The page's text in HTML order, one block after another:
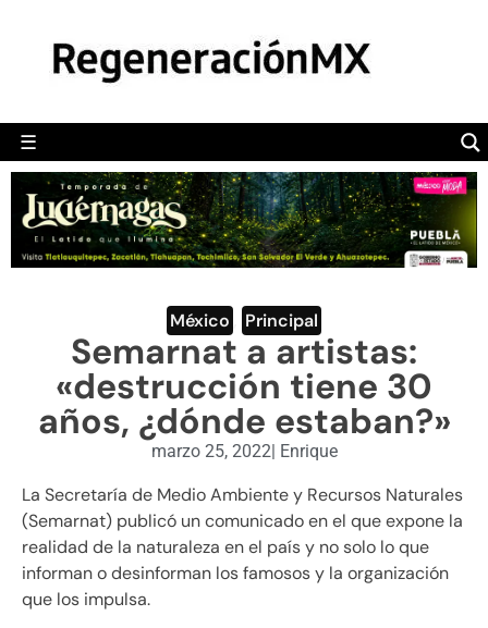
☰
POLÍTICA
CAMALEÓN
OPINIÓN
DEPORTES
ENGLISH SECTION
VIDEOS
México Principal
Semarnat a artistas:
«destrucción tiene 30
años, ¿dónde estaban?»
marzo 25, 2022| Enrique
La Secretaría de Medio Ambiente y Recursos Naturales
(Semarnat) publicó un comunicado en el que expone la
realidad de la naturaleza en el país y no solo lo que
informan o desinforman los famosos y la organización
que los impulsa.